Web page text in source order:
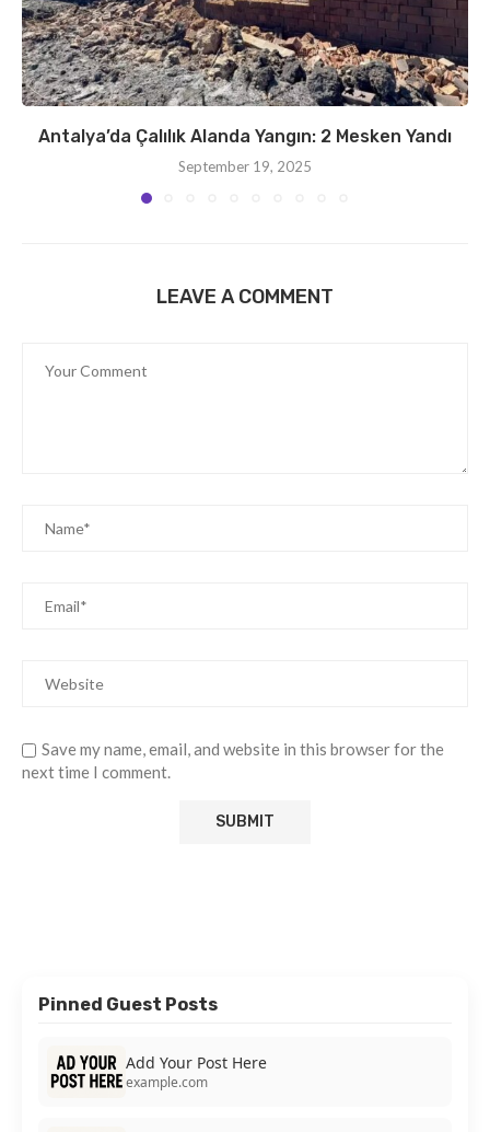
Antalya’da Çalılık Alanda Yangın: 2 Mesken Yandı
September 19, 2025
LEAVE A COMMENT
Save my name, email, and website in this browser for the
next time I comment.
Pinned Guest Posts
Add Your Post Here
example.com